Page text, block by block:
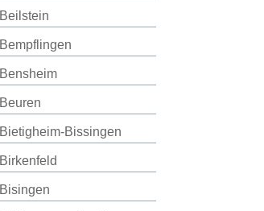
Beilstein
Bempflingen
Bensheim
Beuren
Bietigheim-Bissingen
Birkenfeld
Bisingen